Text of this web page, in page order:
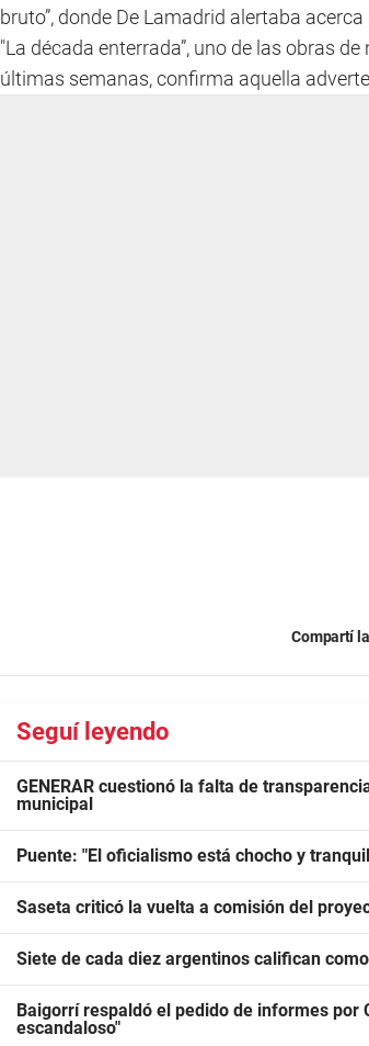
bruto”, donde De Lamadrid alertaba
"La década enterrada”, uno de las obras
últimas semanas, confirma aquella
Compartí
Seguí leyendo
GENERAR cuestionó la falta de
municipal
Puente: "El oficialismo está chocho y
Saseta criticó la vuelta a comisión del
Siete de cada diez argentinos califican
Baigorrí respaldó el pedido de informes por
escandaloso"